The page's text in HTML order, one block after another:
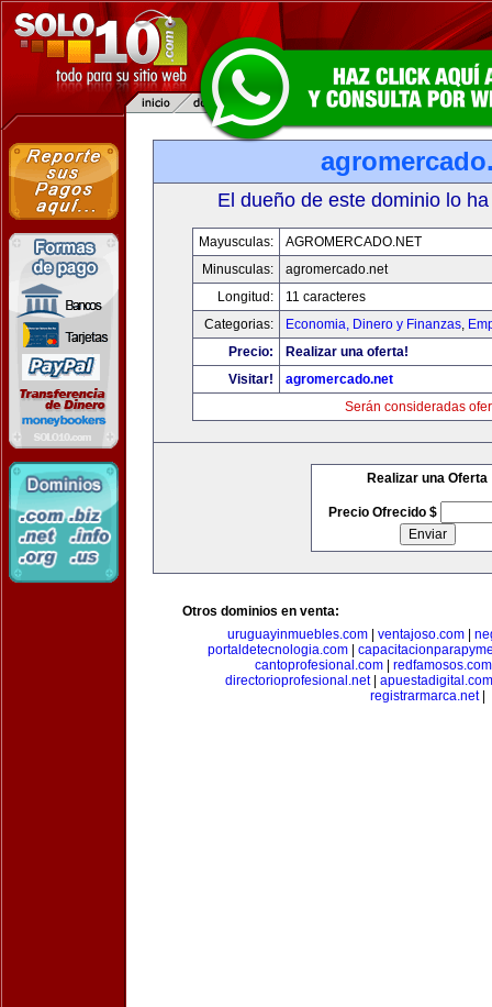
El dueño de este dominio lo
Mayusculas:
AGROMERCADO.NET
Minusculas:
agromercado.net
Longitud:
11 caracteres
Categorias:
Economia, Dinero y Finanzas,
Precio:
Realizar una oferta!
Visitar!
agromercado.net
Serán consideradas
Realizar una Oferta
Precio Ofrecido $
Otros dominios en venta:
uruguayinmuebles.com| ventajoso.com|
portaldetecnologia.com|
cantoprofesional.com
redfamosos.com
directorioprofesional.net| apuestadigital.com
registrarmarca.net|